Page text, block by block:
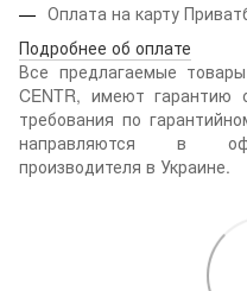
Оплата на карту
Подробнее об оплате
Все предлагаемые
CENTR, имеют гарантию
требования по
направляются в
производителя в Украине.